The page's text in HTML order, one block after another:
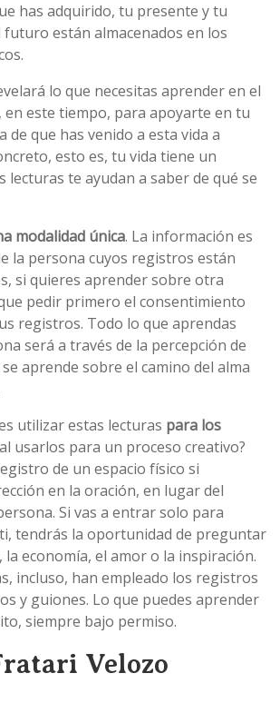
has adquirido, tu presente y tu
están almacenados en los
lo que necesitas aprender en el
en este tiempo, para apoyarte en tu
de que has venido a esta vida a
esto es, tu vida tiene un
lecturas te ayudan a saber de qué se
modalidad única. La información es
la persona cuyos registros están
si quieres aprender sobre otra
pedir primero el consentimiento
registros. Todo lo que aprendas
será a través de la percepción de
aprende sobre el camino del alma
utilizar estas lecturas para los
usarlos para un proceso creativo?
de un espacio físico si
en la oración, en lugar del
Si vas a entrar solo para
tendrás la oportunidad de preguntar
economía, el amor o la inspiración.
incluso, han empleado los registros
y guiones. Lo que puedes aprender
siempre bajo permiso.
Velozo